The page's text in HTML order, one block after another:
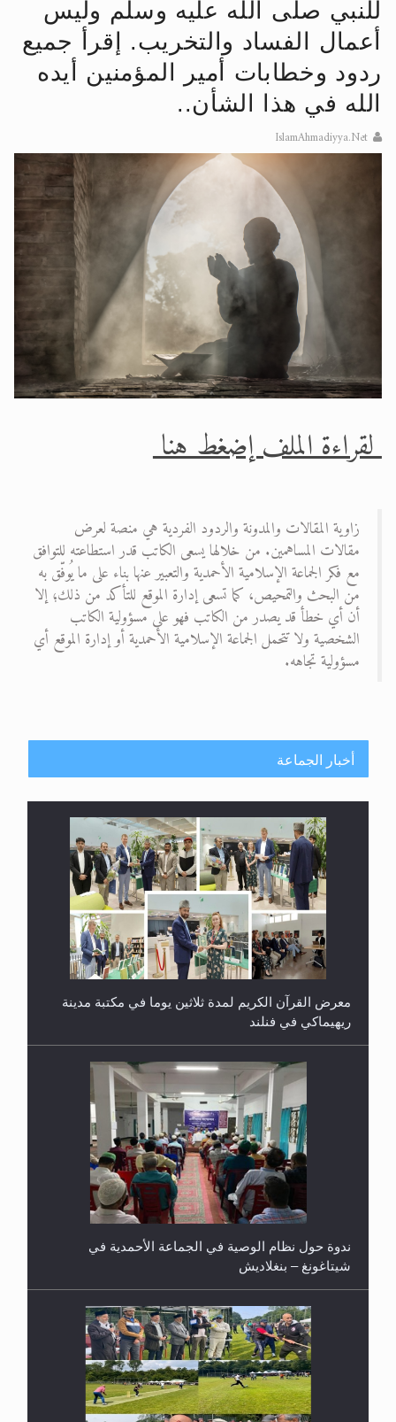
الحجّ.. دلالات، حِكم، وأهداف >> المزيد
اقرأ هذا المقال في أهمية عيد
للنبي صلى الله عليه وسلم وليس
أعمال الفساد والتخريب. إقرأ جميع
ردود وخطابات أمير المؤمنين أيده
الله في هذا الشأن..
IslamAhmadiyya.Net
لقراءة الملف إضغط هنا
زاوية المقالات والمدونة والردود الفردية هي منصة لعرض
مقالات المساهمين. من خلالها يسعى الكاتب قدر استطاعته للتوافق
مع فكر الجماعة الإسلامية الأحمدية والتعبير عنها بناء على ما يُوفّق به
من البحث والتمحيص، كما تسعى إدارة الموقع للتأكد من ذلك؛ إلا
أن أي خطأ قد يصدر من الكاتب فهو على مسؤولية الكاتب
الشخصية ولا تتحمل الجماعة الإسلامية الأحمدية أو إدارة الموقع أي
مسؤولية تجاهه.
أخبار الجماعة
معرض القرآن الكريم لمدة ثلاثين يوما في مكتبة مدينة
ريهيماكي في فنلند
ندوة حول نظام الوصية في الجماعة الأحمدية في
شيتاغونغ – بنغلاديش